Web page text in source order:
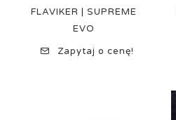
FLAVIKER | SUPREME
EVO
Zapytaj o cenę!